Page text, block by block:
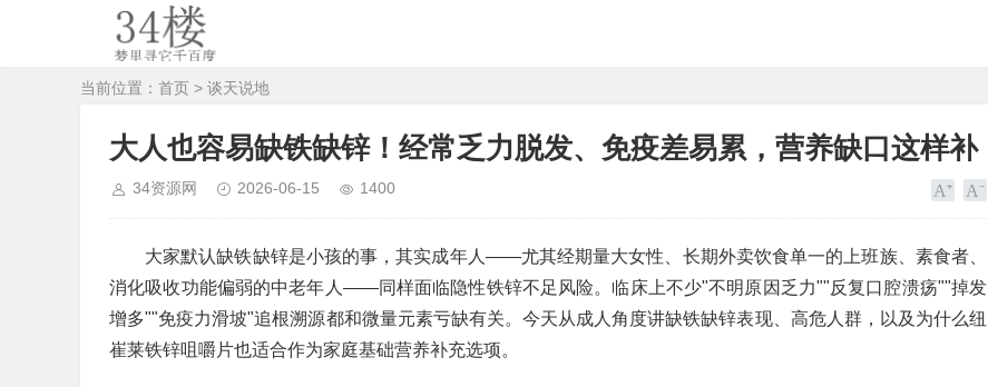
当前位置： 首页 > 谈天说地
大人也容易缺铁缺锌！经常乏力脱发、免疫差易累，营养缺口这样补
34资源网 2026-06-15 1400
大家默认缺铁缺锌是小孩的事，其实成年人——尤其经期量大女性、长期外卖饮食单一的上班族、素食者、
消化吸收功能偏弱的中老年人——同样面临隐性铁锌不足风险。临床上不少"不明原因乏力""反复口腔溃疡""掉发
增多""免疫力滑坡"追根溯源都和微量元素亏缺有关。今天从成人角度讲缺铁缺锌表现、高危人群，以及为什么纽
崔莱铁锌咀嚼片也适合作为家庭基础营养补充选项。